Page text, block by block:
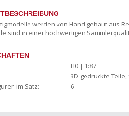
werden von Hand gebaut aus
sind in einer hochwertigen
H0 | 1:87
3D-gedruckte
im Satz:
6